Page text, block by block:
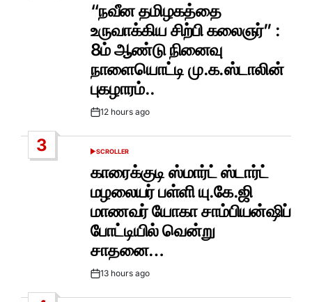
“நவீன தமிழகத்தை
உருவாக்கிய சிற்பி கலைஞர்” :
8ம் ஆண்டு நினைவு
நாளையொட்டி மு.க.ஸ்டாலின்
புகழாரம்..
Post12 hours ago
3
POSTED
SCROLLER
காரைக்குடி ஸ்மார்ட் ஸ்டார்ட்
மழலையர் பள்ளி யு.கே.ஜி
மாணவர் யோகா சாம்பியன்ஷிப்
போட்டியில் வென்று
சாதனை…
Post13 hours ago